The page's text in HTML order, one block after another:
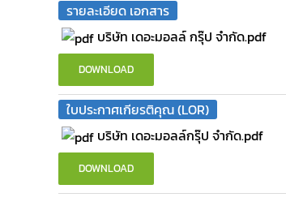
รายละเอียด เอกสาร
บริษัท เดอะมอลล์ กรุ๊ป จำกัด.pdf
DOWNLOAD
ใบประกาศเกียรติคุณ (LOR)
บริษัท เดอะมอลล์กรุ๊ป จำกัด.pdf
DOWNLOAD